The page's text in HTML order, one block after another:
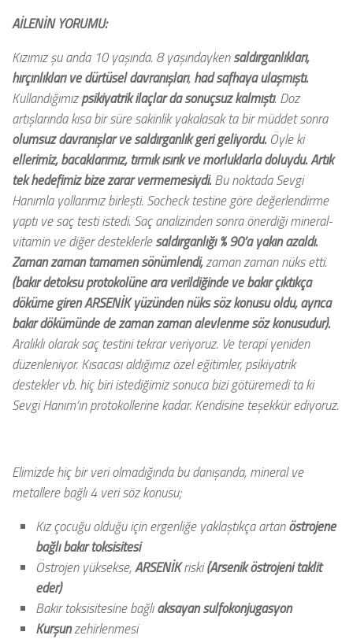
AİLENİN YORUMU:
Kızımız şu anda 10 yaşında. 8 yaşındaykensaldırganlıkları,
hırçınlıkları ve dürtüsel davranışları, had safhaya ulaşmıştı.
Kullandığımızpsikiyatrik ilaçlar da sonuçsuz kalmıştı. Doz
artışlarında kısa bir süre sakinlik yakalasak ta bir müddet sonra
olumsuz davranışlar ve saldırganlık geri geliyordu. Öyle ki
ellerimiz, bacaklarımız, tırmık ısırık ve morluklarla doluydu. Artık
tek hedefimiz bize zarar vermemesiydi. Bu noktada Sevgi
Hanımla yollarımız birleşti. Socheck testine göre değerlendirme
yaptı ve saç testi istedi. Saç analizinden sonra önerdiği mineral-
vitamin ve diğer desteklerlesaldırganlığı % 90’a yakın azaldı.
Zaman zaman tamamen sönümlendi,zaman zaman nüks etti.
(bakır detoksu protokolüne ara verildiğinde ve bakır çıktıkça
döküme girenARSENİKyüzünden nüks söz konusu oldu, ayrıca
bakır dökümünde de zaman zaman alevlenme söz konusudur).
Aralıklı olarak saç testini tekrar veriyoruz. Ve terapi yeniden
düzenleniyor. Kısacası aldığımız özel eğitimler, psikiyatrik
destekler vb. hiç biri istediğimiz sonuca bizi götüremedi ta ki
Sevgi Hanım’ın protokollerine kadar. Kendisine teşekkür ediyoruz.
Elimizde hiç bir veri olmadığında bu danışanda, mineral ve
metallere bağlı 4 veri söz konusu;
Kız çocuğu olduğu için ergenliğe yaklaştıkça artanöstrojene
bağlıbakır toksisitesi
Östrojen yüksekse,ARSENİKriski(Arsenik östrojeni taklit
eder)
Bakır toksisitesine bağlıaksayan sulfokonjugasyon
Kurşunzehirlenmesi